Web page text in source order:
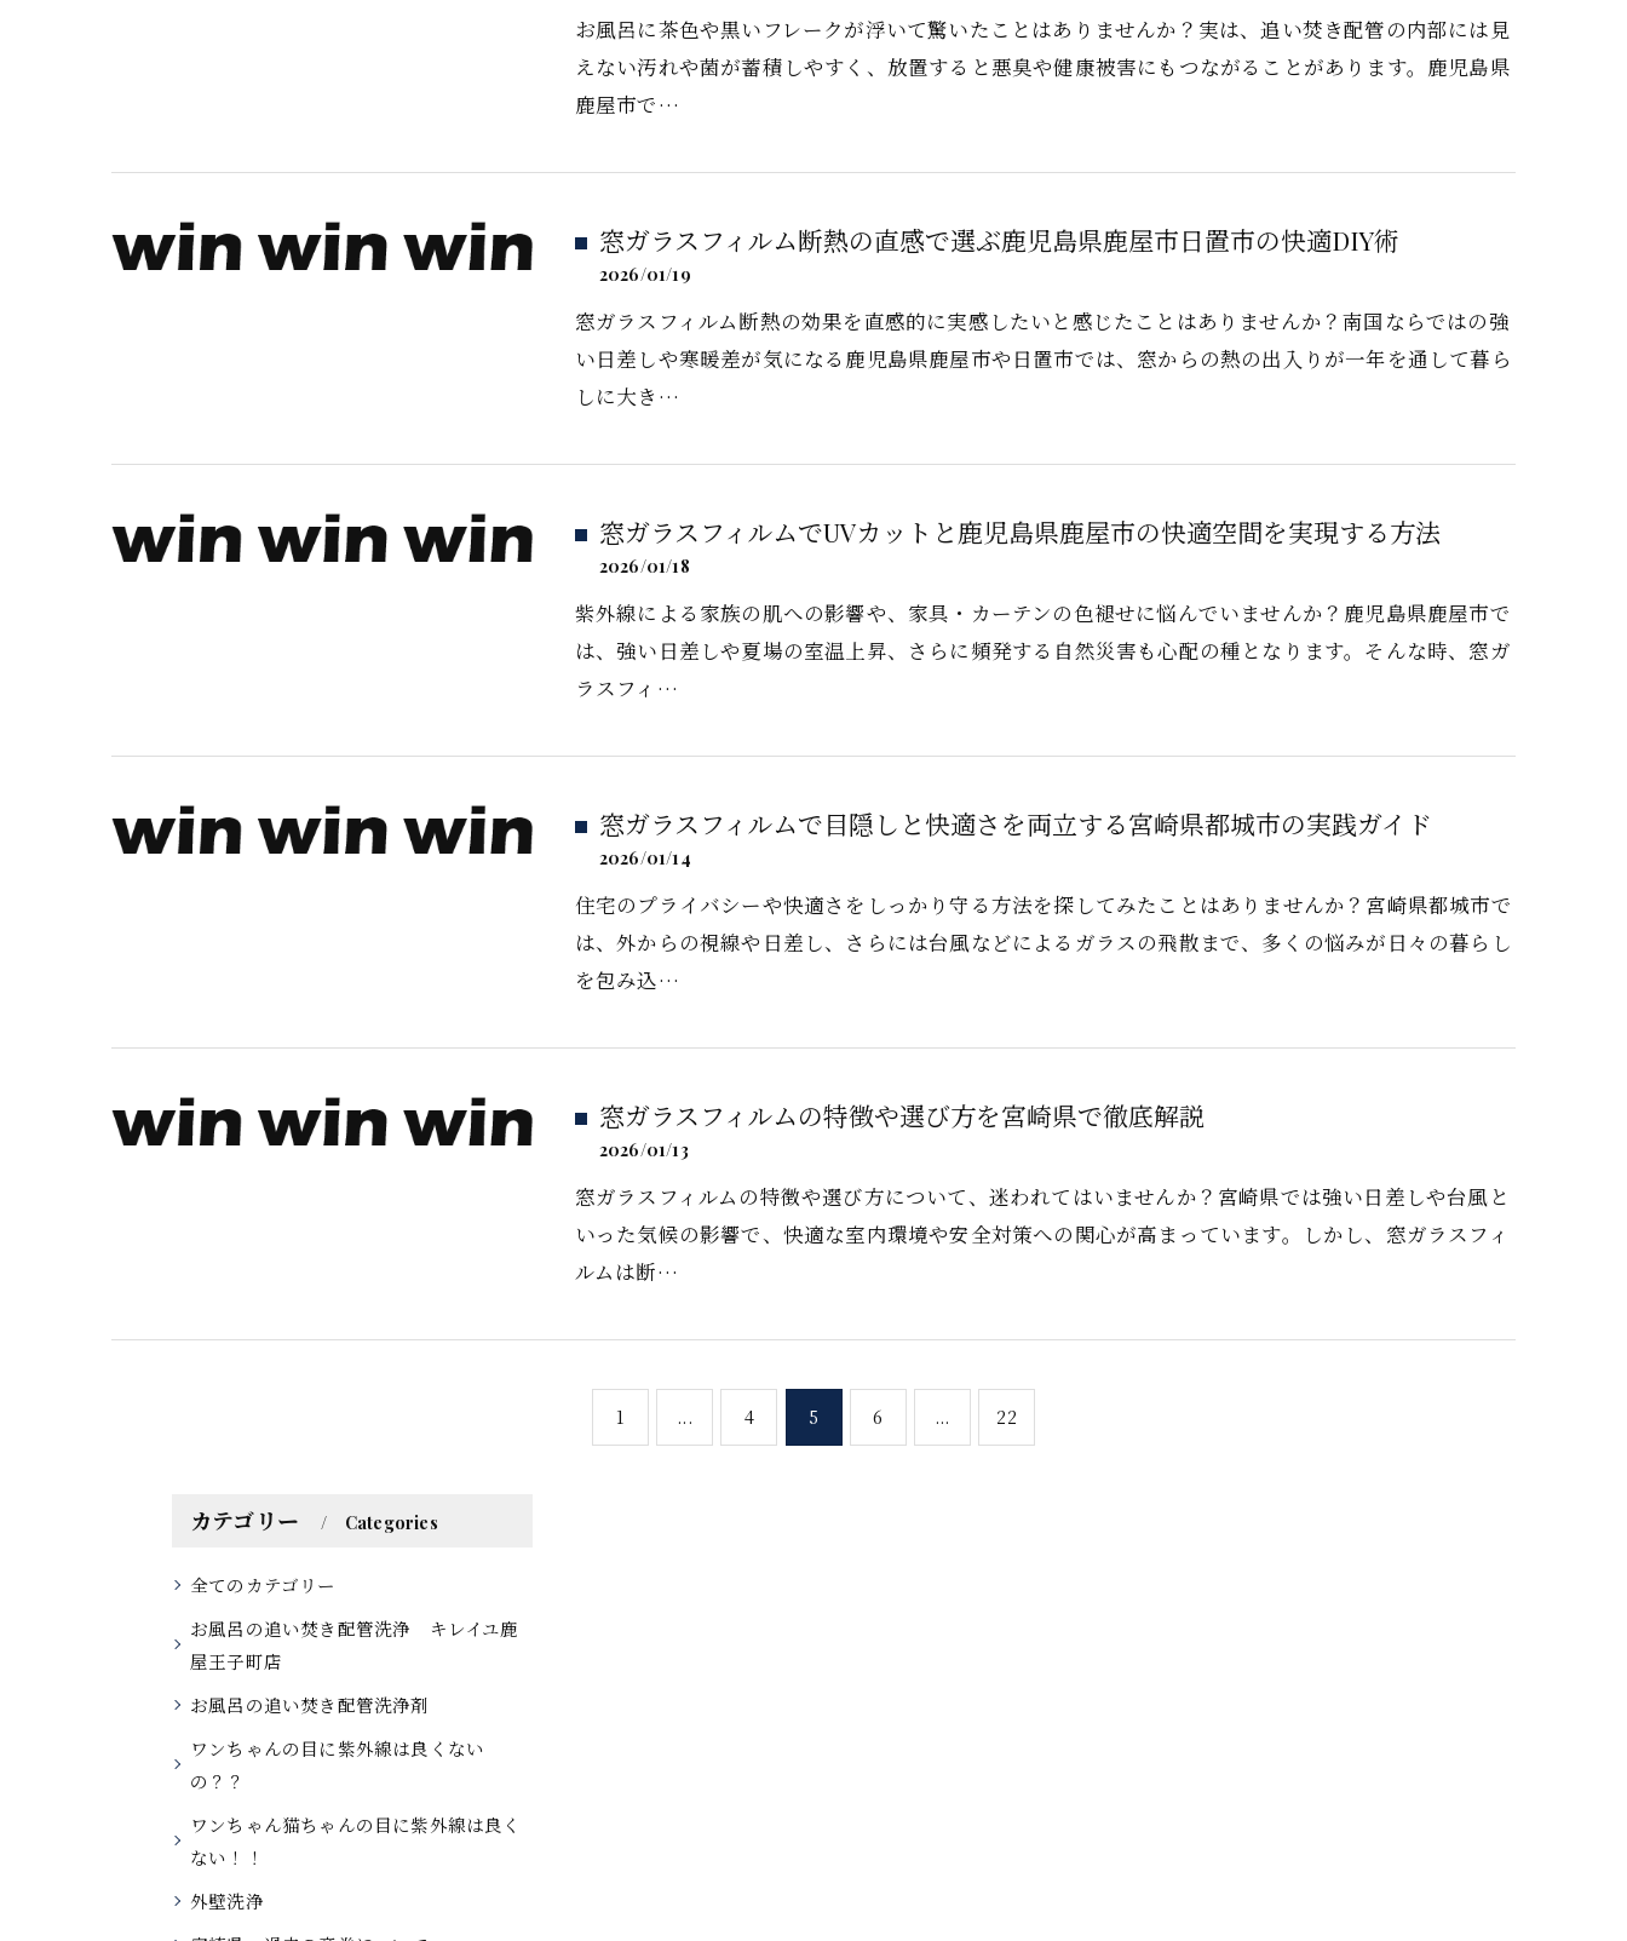
お風呂に茶色や黒いフレークが浮いて驚いたことはありませんか？実は、追い焚き配管の内部には見
えない汚れや菌が蓄積しやすく、放置すると悪臭や健康被害にもつながることがあります。鹿児島県
鹿屋市で…
窓ガラスフィルム断熱の直感で選ぶ鹿児島県鹿屋市日置市の快適DIY術
2026/01/19
窓ガラスフィルム断熱の効果を直感的に実感したいと感じたことはありませんか？南国ならではの強
い日差しや寒暖差が気になる鹿児島県鹿屋市や日置市では、窓からの熱の出入りが一年を通して暮ら
しに大き…
窓ガラスフィルムでUVカットと鹿児島県鹿屋市の快適空間を実現する方法
2026/01/18
紫外線による家族の肌への影響や、家具・カーテンの色褪せに悩んでいませんか？鹿児島県鹿屋市で
は、強い日差しや夏場の室温上昇、さらに頻発する自然災害も心配の種となります。そんな時、窓ガ
ラスフィ…
窓ガラスフィルムで目隠しと快適さを両立する宮崎県都城市の実践ガイド
2026/01/14
住宅のプライバシーや快適さをしっかり守る方法を探してみたことはありませんか？宮崎県都城市で
は、外からの視線や日差し、さらには台風などによるガラスの飛散まで、多くの悩みが日々の暮らし
を包み込…
窓ガラスフィルムの特徴や選び方を宮崎県で徹底解説
2026/01/13
窓ガラスフィルムの特徴や選び方について、迷われてはいませんか？宮崎県では強い日差しや台風と
いった気候の影響で、快適な室内環境や安全対策への関心が高まっています。しかし、窓ガラスフィ
ルムは断…
1 ... 4 5 6 ... 22
カテゴリー Categories
全てのカテゴリー
お風呂の追い焚き配管洗浄 キレイユ鹿
屋王子町店
お風呂の追い焚き配管洗浄剤
ワンちゃんの目に紫外線は良くない
の？？
ワンちゃん猫ちゃんの目に紫外線は良く
ない！！
外壁洗浄